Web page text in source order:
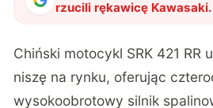
rzucili rękawicę
motocykl kosztuje
Chiński motocykl SRK 421 RR
niszę na rynku, oferując
wysokoobrotowy silnik